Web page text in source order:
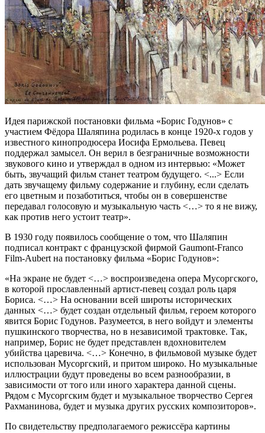
Идея парижской постановки фильма «Борис Годунов» с
участием Фёдора Шаляпина родилась в конце 1920-х годов у
известного кинопродюсера Иосифа Ермольева. Певец
поддержал замысел. Он верил в безграничные возможности
звукового кино и утверждал в одном из интервью: «Может
быть, звучащий фильм станет театром будущего. <...> Если
дать звучащему фильму содержание и глубину, если сделать
его цветным и позаботиться, чтобы он в совершенстве
передавал голосовую и музыкальную часть <…> то я не вижу,
как против него устоит театр».
В 1930 году появилось сообщение о том, что Шаляпин
подписал контракт с французской фирмой Gaumont-Franco
Film-Aubert на постановку фильма «Борис Годунов»:
«На экране не будет <…> воспроизведена опера Мусоргского,
в которой прославленный артист-певец создал роль царя
Бориса. <…> На основании всей широты исторических
данных <…> будет создан отдельный фильм, героем которого
явится Борис Годунов. Разумеется, в него войдут и элементы
пушкинского творчества, но в независимой трактовке. Так,
например, Борис не будет представлен вдохновителем
убийства царевича. <…> Конечно, в фильмовой музыке будет
использован Мусоргский, и притом широко. Но музыкальные
иллюстрации будут проведены во всем разнообразии, в
зависимости от того или иного характера данной сцены.
Рядом с Мусоргским будет и музыкальное творчество Сергея
Рахманинова, будет и музыка других русских композиторов».
По свидетельству предполагаемого режиссёра картины